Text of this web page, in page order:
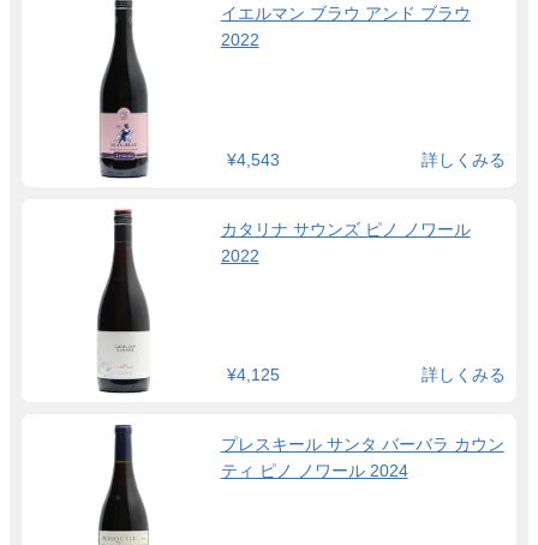
イエルマン ブラウ アンド ブラウ
2022
¥4,543 詳しくみる
カタリナ サウンズ ピノ ノワール
2022
¥4,125 詳しくみる
プレスキール サンタ バーバラ カウン
ティ ピノ ノワール 2024